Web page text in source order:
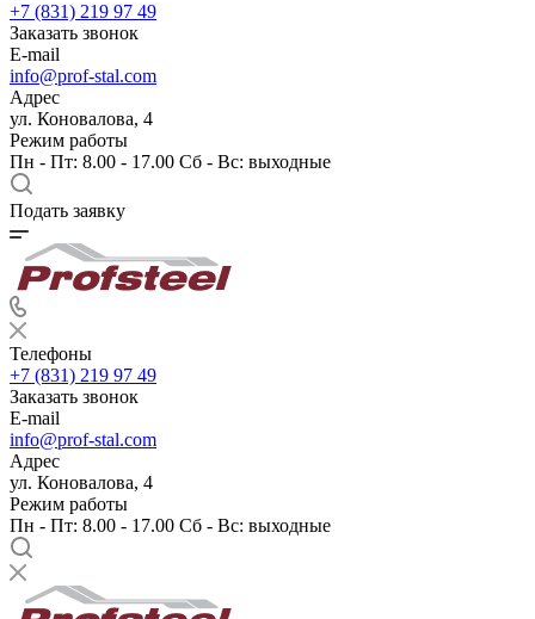
+7 (831) 219 97 49
Заказать звонок
E-mail
info@prof-stal.com
Адрес
ул. Коновалова, 4
Режим работы
Пн - Пт: 8.00 - 17.00 Сб - Вс: выходные
Подать заявку
Телефоны
+7 (831) 219 97 49
Заказать звонок
E-mail
info@prof-stal.com
Адрес
ул. Коновалова, 4
Режим работы
Пн - Пт: 8.00 - 17.00 Сб - Вс: выходные